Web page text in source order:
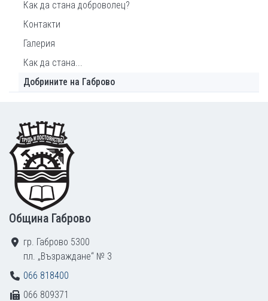
Как да стана доброволец?
Контакти
Галерия
Как да стана...
Добрините на Габрово
Footer
Община Габрово
гр. Габрово 5300
пл. „Възраждане“ № 3
066 818400
066 809371